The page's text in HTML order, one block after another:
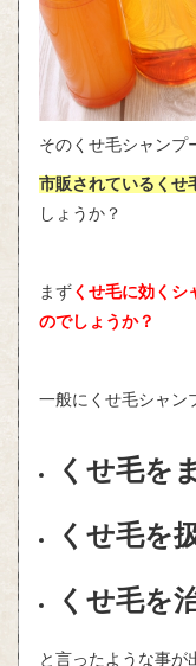
そのくせ毛シャンプ
市販されている くせ
しょうか？
まずくせ毛に効くシ
のでしょうか？
一般にくせ毛シャン
くせ毛を
くせ毛を
くせ毛を
と言ったような事が